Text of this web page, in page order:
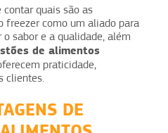
contar quais são as
freezer como um aliado para
sabor e a qualidade, além
de alimentos
praticidade,
clientes.
DE